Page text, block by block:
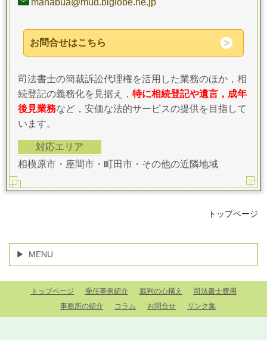
お問合せはこちら
司法書士の簡裁訴訟代理権を活用した業務のほか，相
続登記の義務化を見据え， 特に相続登記や遺言，成年
後見業務など，安価な法的サービスの提供を目指して
います。
対応エリア
相模原市・座間市・町田市・その他の近隣地域
トップページ
MENU
トップページ 受任事例紹介 裁判の心構え
司法書士費用
事務所の紹介
コラム お問合せ リンク集